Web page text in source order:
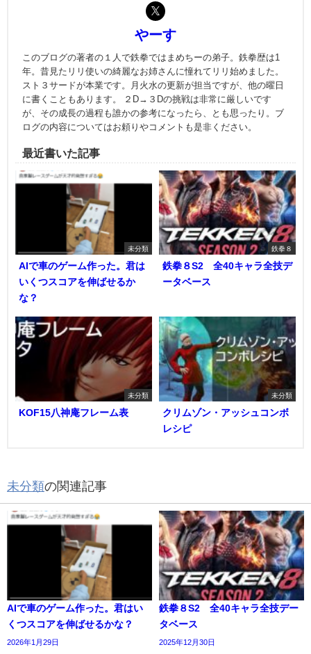
やーす
このブログの著者の１人で鉄拳ではまめちーの弟子。鉄拳歴は1
年。昔見たリリ使いの綺麗なお姉さんに憧れてリリ始めました。
スト３サードが本業です。月火水の更新が担当ですが、他の曜日
に書くこともあります。 ２D→３Dの挑戦は非常に厳しいです
が、その成長の過程も誰かの参考になったら、とも思ったり。ブ
ログの内容についてはお頼りやコメントも是非ください。
最近書いた記事
未分類
AIで車のゲーム作った。君は
いくつスコアを伸ばせるか
な？
鉄拳８
鉄拳８S2 全40キャラ全技デ
ータベース
未分類
KOF15八神庵フレーム表
未分類
クリムゾン・アッシュコンボ
レシピ
未分類の関連記事
AIで車のゲーム作った。君はい
くつスコアを伸ばせるかな？
2026年1月29日
鉄拳８S2 全40キャラ全技デー
タベース
2025年12月30日